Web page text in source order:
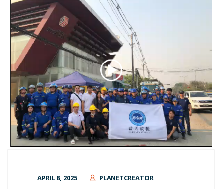
APRIL 8, 2025
PLANETCREATOR